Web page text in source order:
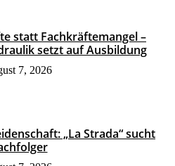
statt Fachkräftemangel –
setzt auf Ausbildung
7, 2026
„La Strada“ sucht